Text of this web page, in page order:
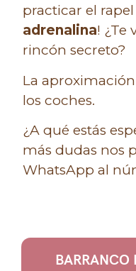
practicar el
adrenalina! ¿Te
rincón secreto?
La
los coches.
¿A qué estás
más dudas nos
WhatsApp al
BARRANCO